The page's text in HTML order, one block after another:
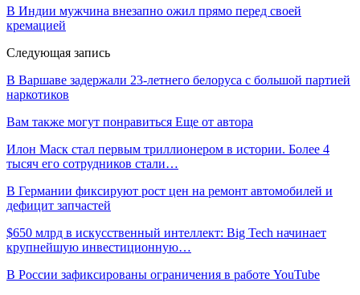
В Индии мужчина внезапно ожил прямо перед своей
кремацией
Следующая запись
В Варшаве задержали 23-летнего белоруса с большой партией
наркотиков
Вам также могут понравиться Еще от автора
Илон Маск стал первым триллионером в истории. Более 4
тысяч его сотрудников стали…
В Германии фиксируют рост цен на ремонт автомобилей и
дефицит запчастей
$650 млрд в искусственный интеллект: Big Tech начинает
крупнейшую инвестиционную…
В России зафиксированы ограничения в работе YouTube